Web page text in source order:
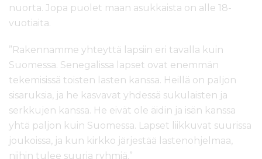
nuorta. Jopa puolet maan asukkaista on alle 18-
vuotiaita.
”Rakennamme yhteyttä lapsiin eri tavalla kuin
Suomessa. Senegalissa lapset ovat enemmän
tekemisissä toisten lasten kanssa. Heillä on paljon
sisaruksia, ja he kasvavat yhdessä sukulaisten ja
serkkujen kanssa. He eivät ole äidin ja isän kanssa
yhtä paljon kuin Suomessa. Lapset liikkuvat suurissa
joukoissa, ja kun kirkko järjestää lastenohjelmaa,
niihin tulee suuria ryhmiä.”